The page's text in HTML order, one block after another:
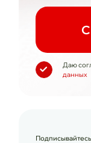
Даю
данных
Подписывайтесь